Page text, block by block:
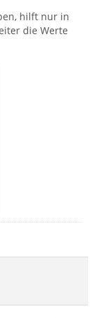
hilft nur in
die Werte